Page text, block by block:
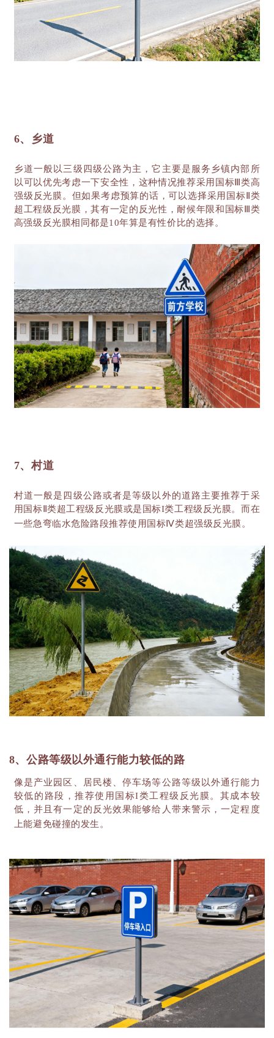
6、乡道
乡道一般以三级四级公路为主，它主要是服务乡镇内部所
以可以优先考虑一下安全性，这种情况推荐采用国标 Ⅲ类高
强级反光膜。但如果考虑预算的话，可以选择采用国标Ⅱ类
超工程级反光膜，其有一定的反光性，耐候年限和国标Ⅲ类
高强级反光膜相同都是10年算是有性价比的选择。
7、村道
村道一般是四级公路或者是等级以外的道路主要推荐于采
用国标 Ⅱ类超工程级反光膜或是国标I类工程级反光膜。而在
一些急弯临水危险路段推荐使用国标Ⅳ类超强级反光膜。
8、公路等级以外通行能力较低的路
像是产业园区、居民楼、停车场等公路等级以外通行能力
较低的路段，推荐使用国标I类工程级反光膜。其成本较
低，并且有一定的反光效果能够给人带来警示，一定程度
上能避免碰撞的发生。